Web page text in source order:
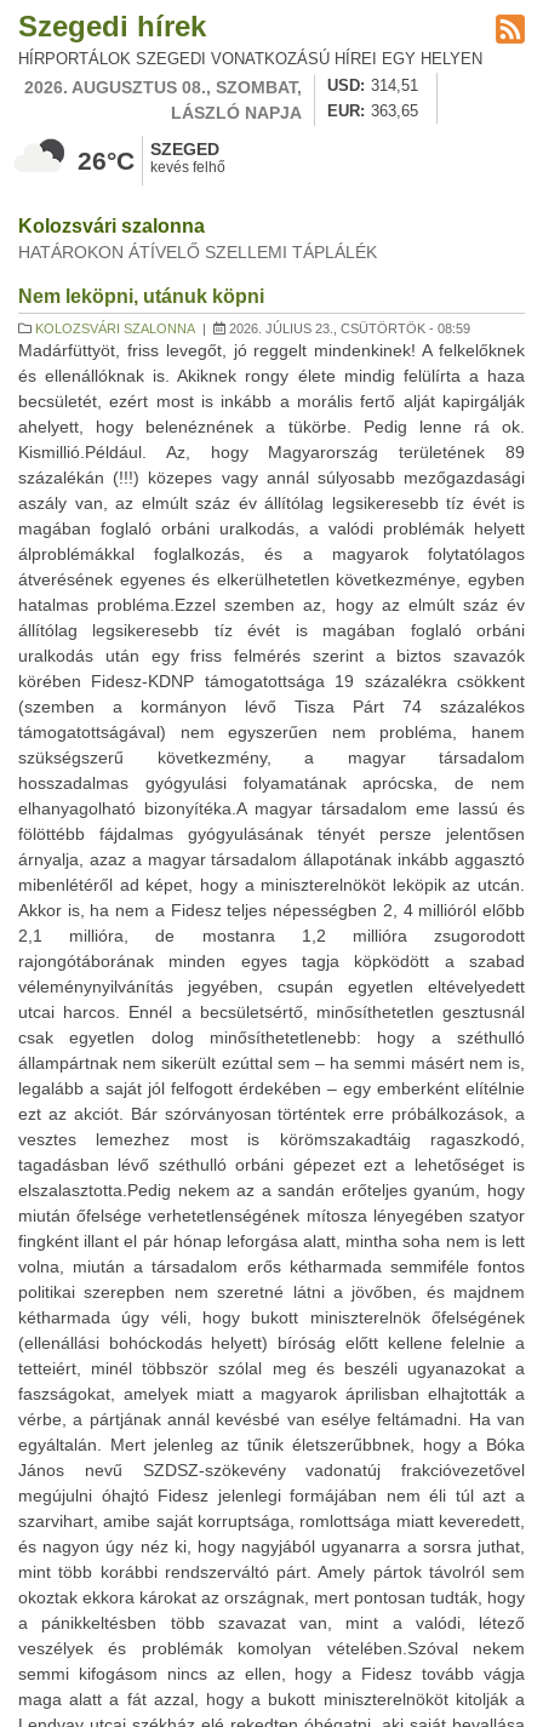
Szegedi hírek
HÍRPORTÁLOK SZEGEDI VONATKOZÁSÚ HÍREI EGY HELYEN
2026. AUGUSZTUS 08., SZOMBAT,
LÁSZLÓ NAPJA
USD
314,51
EUR
363,65
26°C SZEGED
kevés felhő
Kolozsvári szalonna
HATÁROKON ÁTÍVELŐ SZELLEMI TÁPLÁLÉK
Nem leköpni, utánuk köpni
KOLOZSVÁRI SZALONNA | 2026. JÚLIUS 23., CSÜTÖRTÖK - 08:59
Madárfüttyöt, friss levegőt, jó reggelt mindenkinek! A felkelőknek
és ellenállóknak is. Akiknek rongy élete mindig felülírta a haza
becsületét, ezért most is inkább a morális fertő alját kapirgálják
ahelyett, hogy belenéznének a tükörbe. Pedig lenne rá ok.
Kismillió.Például. Az, hogy Magyarország területének 89
százalékán (!!!) közepes vagy annál súlyosabb mezőgazdasági
aszály van, az elmúlt száz év állítólag legsikeresebb tíz évét is
magában foglaló orbáni uralkodás, a valódi problémák helyett
álproblémákkal foglalkozás, és a magyarok folytatólagos
átverésének egyenes és elkerülhetetlen következménye, egyben
hatalmas probléma.Ezzel szemben az, hogy az elmúlt száz év
állítólag legsikeresebb tíz évét is magában foglaló orbáni
uralkodás után egy friss felmérés szerint a biztos szavazók
körében Fidesz-KDNP támogatottsága 19 százalékra csökkent
(szemben a kormányon lévő Tisza Párt 74 százalékos
támogatottságával) nem egyszerűen nem probléma, hanem
szükségszerű következmény, a magyar társadalom
hosszadalmas gyógyulási folyamatának aprócska, de nem
elhanyagolható bizonyítéka.A magyar társadalom eme lassú és
fölöttébb fájdalmas gyógyulásának tényét persze jelentősen
árnyalja, azaz a magyar társadalom állapotának inkább aggasztó
mibenlétéről ad képet, hogy a miniszterelnököt leköpik az utcán.
Akkor is, ha nem a Fidesz teljes népességben 2, 4 millióról előbb
2,1 millióra, de mostanra 1,2 millióra zsugorodott
rajongótáborának minden egyes tagja köpködött a szabad
véleménynyilvánítás jegyében, csupán egyetlen eltévelyedett
utcai harcos. Ennél a becsületsértő, minősíthetetlen gesztusnál
csak egyetlen dolog minősíthetetlenebb: hogy a széthulló
állampártnak nem sikerült ezúttal sem – ha semmi másért nem is,
legalább a saját jól felfogott érdekében – egy emberként elítélnie
ezt az akciót. Bár szórványosan történtek erre próbálkozások, a
vesztes lemezhez most is körömszakadtáig ragaszkodó,
tagadásban lévő széthulló orbáni gépezet ezt a lehetőséget is
elszalasztotta.Pedig nekem az a sandán erőteljes gyanúm, hogy
miután őfelsége verhetetlenségének mítosza lényegében szatyor
fingként illant el pár hónap leforgása alatt, mintha soha nem is lett
volna, miután a társadalom erős kétharmada semmiféle fontos
politikai szerepben nem szeretné látni a jövőben, és majdnem
kétharmada úgy véli, hogy bukott miniszterelnök őfelségének
(ellenállási bohóckodás helyett) bíróság előtt kellene felelnie a
tetteiért, minél többször szólal meg és beszéli ugyanazokat a
faszságokat, amelyek miatt a magyarok áprilisban elhajtották a
vérbe, a pártjának annál kevésbé van esélye feltámadni. Ha van
egyáltalán. Mert jelenleg az tűnik életszerűbbnek, hogy a Bóka
János nevű SZDSZ-szökevény vadonatúj frakcióvezetővel
megújulni óhajtó Fidesz jelenlegi formájában nem éli túl azt a
szarvihart, amibe saját korruptsága, romlottsága miatt keveredett,
és nagyon úgy néz ki, hogy nagyjából ugyanarra a sorsra juthat,
mint több korábbi rendszerváltó párt. Amely pártok távolról sem
okoztak ekkora károkat az országnak, mert pontosan tudták, hogy
a pánikkeltésben több szavazat van, mint a valódi, létező
veszélyek és problémák komolyan vételében.Szóval nekem
semmi kifogásom nincs az ellen, hogy a Fidesz tovább vágja
maga alatt a fát azzal, hogy a bukott miniszterelnököt kitolják a